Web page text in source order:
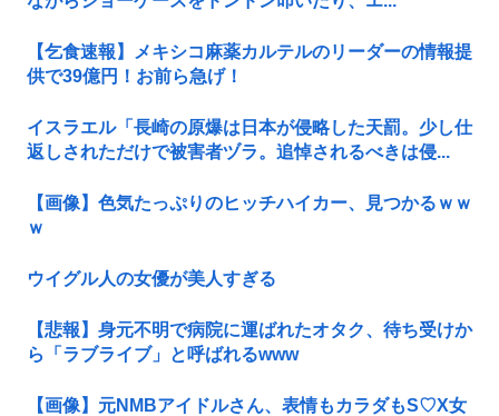
【乞食速報】メキシコ麻薬カルテルのリーダーの情報提
供で39億円！お前ら急げ！
イスラエル「長崎の原爆は日本が侵略した天罰。少し仕
返しされただけで被害者ヅラ。追悼されるべきは侵...
【画像】色気たっぷりのヒッチハイカー、見つかるｗｗ
ｗ
ウイグル人の女優が美人すぎる
【悲報】身元不明で病院に運ばれたオタク、待ち受けか
ら「ラブライブ」と呼ばれるwww
【画像】元NMBアイドルさん、表情もカラダもS♡X女